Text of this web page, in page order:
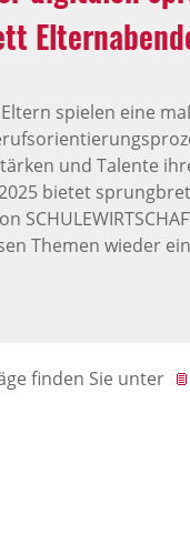
Eltern spielen eine
und Talente
bietet
Themen wieder
finden Sie unter